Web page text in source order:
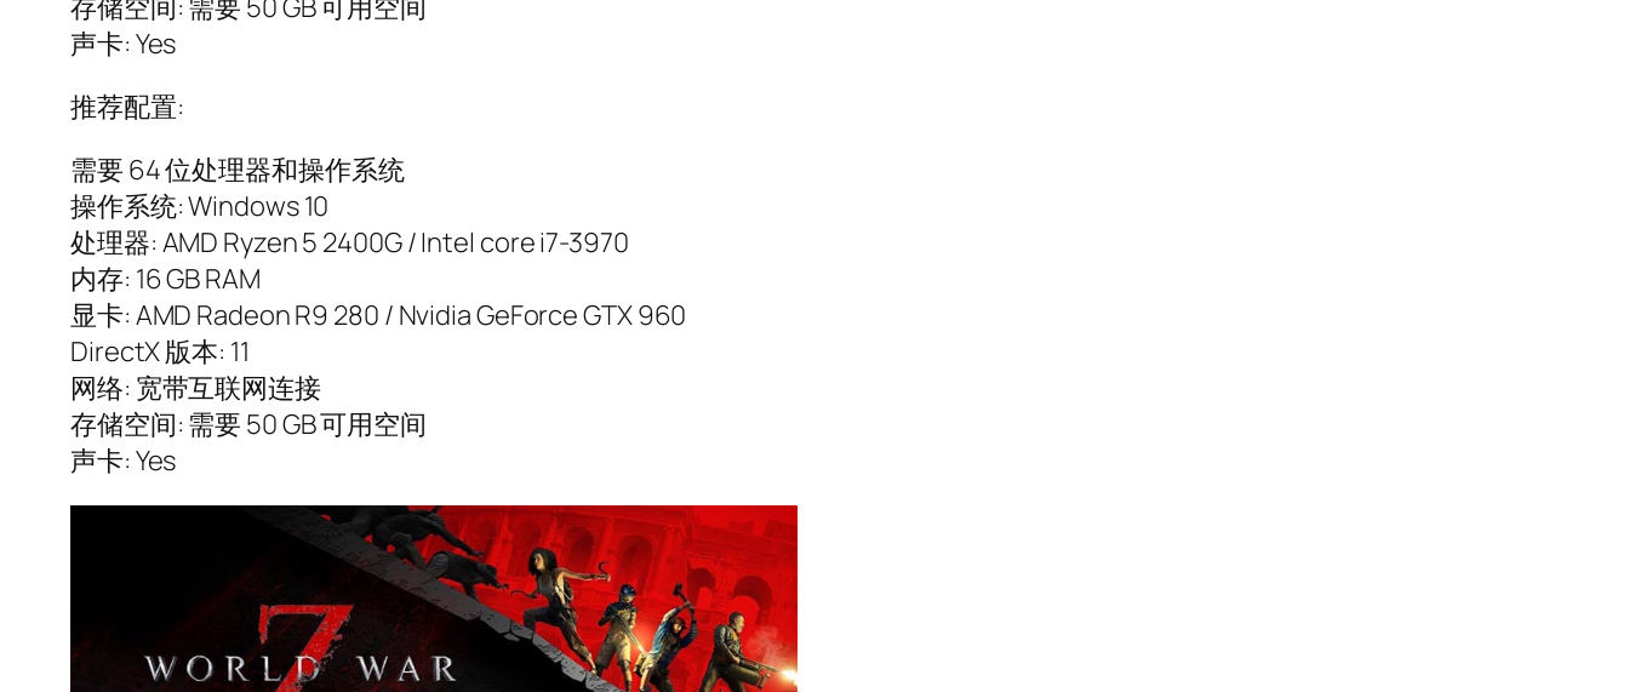
存储空间: 需要 50 GB 可用空间
声卡: Yes
推荐配置:
需要 64 位处理器和操作系统
操作系统: Windows 10
处理器: AMD Ryzen 5 2400G / Intel core i7-3970
内存: 16 GB RAM
显卡: AMD Radeon R9 280 / Nvidia GeForce GTX 960
DirectX 版本: 11
网络: 宽带互联网连接
存储空间: 需要 50 GB 可用空间
声卡: Yes